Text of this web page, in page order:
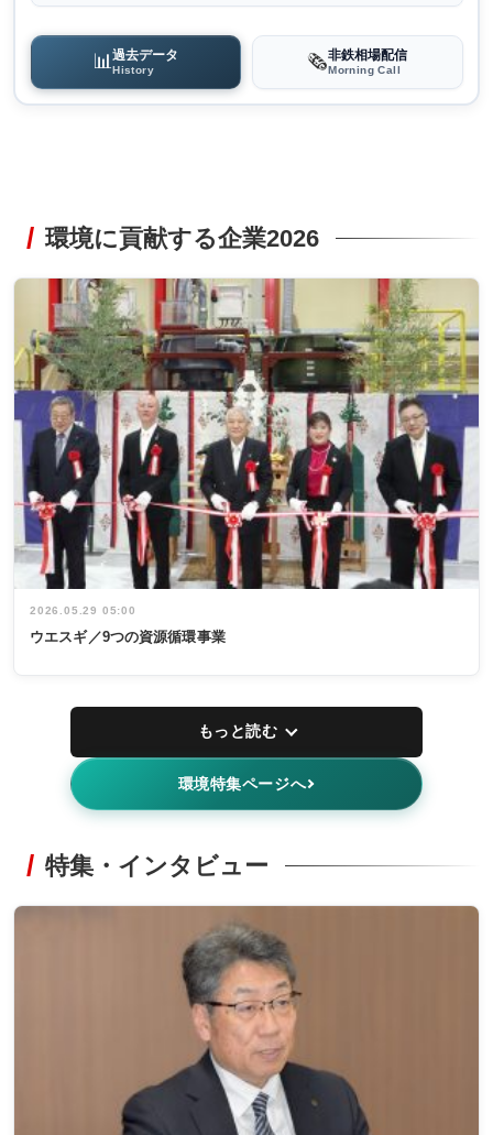
📊過去データ
History 🗞️非鉄相場配信
Morning Call
環境に貢献する企業2026
2026.05.29 05:00
ウエスギ／9つの資源循環事業
もっと読む
環境特集ページへ
特集・インタビュー